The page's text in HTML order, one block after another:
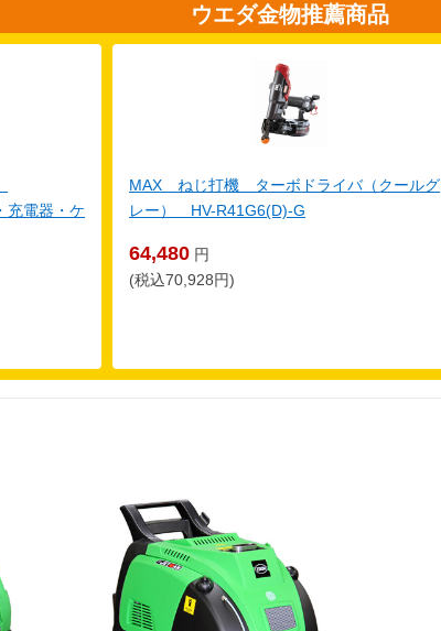
ウエダ金物推薦商品
充電器・ケ
MAX ねじ打機 ターボドライバ（クールグ
レー） HV-R41G6(D)-G
64,480 円
(税込70,928円)